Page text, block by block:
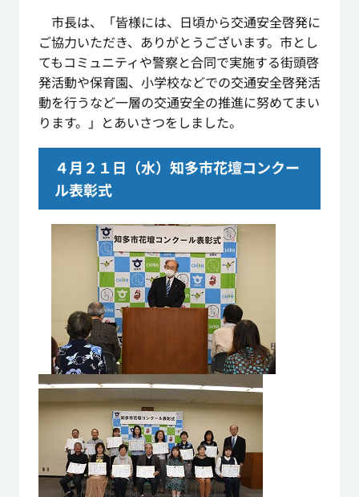
市長は、「皆様には、日頃から交通安全啓発に
ご協力いただき、ありがとうございます。市とし
てもコミュニティや警察と合同で実施する街頭啓
発活動や保育園、小学校などでの交通安全啓発活
動を行うなど一層の交通安全の推進に努めてまい
ります。」とあいさつをしました。
４月２１日（水）知多市花壇コンクー
ル表彰式